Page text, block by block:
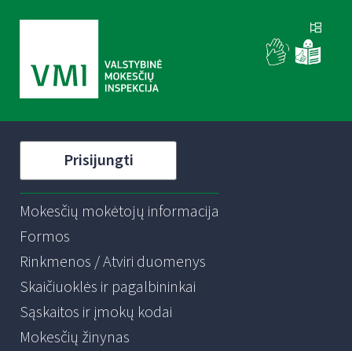
Prisijungti
Mokesčių mokėtojų informacija
Formos
Rinkmenos / Atviri duomenys
Skaičiuoklės ir pagalbininkai
Sąskaitos ir įmokų kodai
Mokesčių žinynas